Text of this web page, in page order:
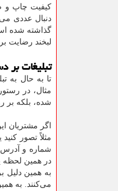
کیفیت چاپ و
گذاشته شده
لبخند رضایت
تبلیغات بر
تا به حال به
مثال، در
شده، بلکه بر
اگر مشتریان
مثلاً تصور
شماره و آدرس
در همین لحظه
به همین دلیل
می‌کنند. به